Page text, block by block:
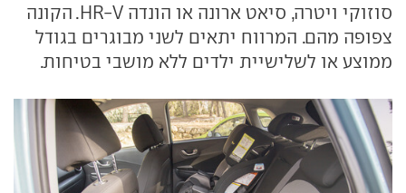
סוזוקי ויטרה, סיאט ארונה או הונדה HR-V. הקונה
צפופה מהם. המרווח יתאים לשני מבוגרים בגודל
ממוצע או לשלישיית ילדים ללא מושבי בטיחות.